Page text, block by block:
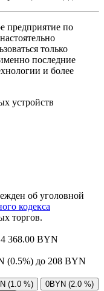
предприятие по
только
последние
и более
устройств
об уголовной
кодекса
торгов.
368.00 BYN
(0.5%) до 208 BYN
(1.0 %)
0BYN (2.0 %)